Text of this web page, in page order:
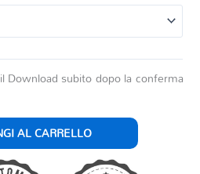
Download subito dopo la conferma
AL CARRELLO